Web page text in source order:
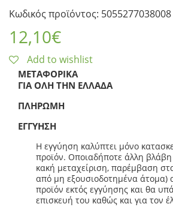
Κωδικός προϊόντος: 5055277038008
12,10€
Add to wishlist
ΜΕΤΑΦΟΡΙΚΆ
ΓΙΑ ΌΛΗ ΤΗΝ ΕΛΛΆΔΑ
ΠΛΗΡΩΜΉ
ΕΓΓΎΗΣΗ
Η εγγύηση καλύπτει μόνο
προϊόν. Οποιαδήποτε άλλη
κακή μεταχείριση, παρέμβαση
από μη εξουσιοδοτημένα άτομα)
προϊόν εκτός εγγύησης και θα
επισκευή του καθώς και για τον